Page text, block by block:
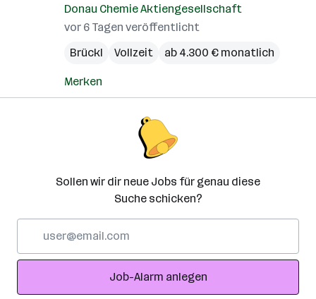
Donau Chemie Aktiengesellschaft
vor 6 Tagen veröffentlicht
Brückl
Vollzeit ab 4.300 € monatlich
Merken
Sollen wir dir neue Jobs für genau diese
Suche schicken?
Adresse
Job-Alarm anlegen